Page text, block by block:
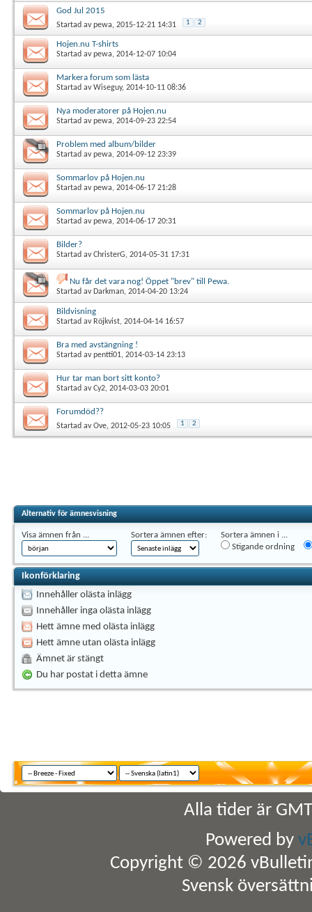
God Jul 2015
Startad avpewa, 2015-12-21 14:31 1 2
Hojen.nu T-shirts
Startad avpewa, 2014-12-07 10:04
Markera forum som lästa
Startad avWiseguy, 2014-10-11 08:36
Nya moderatorer på Hojen.nu
Startad avpewa, 2014-09-23 22:54
Problem med album/bilder
Startad avpewa, 2014-09-12 23:39
Sommarlov på Hojen.nu
Startad avpewa, 2014-06-17 21:28
Sommarlov på Hojen.nu
Startad avpewa, 2014-06-17 20:31
Bilder?
Startad avChristerG, 2014-05-31 17:31
Nu får det vara nog! Öppet "brev" till Pewa.
Startad av Darkman, 2014-04-20 13:24
Bildvisning
Startad av Röjkvist, 2014-04-14 16:57
Bra med avstängning !
Startad avpentti01, 2014-03-14 23:13
Hur tar man bort sitt konto?
Startad avCy2, 2014-03-03 20:01
Forumdöd??
Startad avOve, 2012-05-23 10:05 1 2
Alternativ för ämnesvisning
Visa ämnen från ... Sortera ämnen efter:
Sortera ämnen i ...
Stigande ordning
Ikonförklaring
Innehåller olästa inlägg
Innehåller inga olästa inlägg
Hett ämne med olästa inlägg
Hett ämne utan olästa inlägg
Ämnet är stängt
Du har postat i detta ämne
Alla tider är
Powered by
Copyright © 2026
Svensk